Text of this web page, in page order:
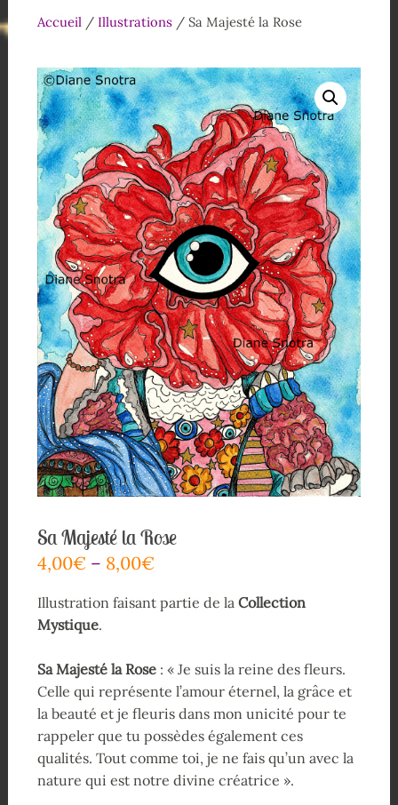
Accueil/ Illustrations/ Sa Majesté la Rose
Sa Majesté la Rose
4,00€– 8,00€
Illustration faisant partie de la Collection
Mystique.
Sa Majesté la Rose: « Je suis la reine des fleurs.
Celle qui représente l’amour éternel, la grâce et
la beauté et je fleuris dans mon unicité pour te
rappeler que tu possèdes également ces
qualités. Tout comme toi, je ne fais qu’un avec la
nature qui est notre divine créatrice ».